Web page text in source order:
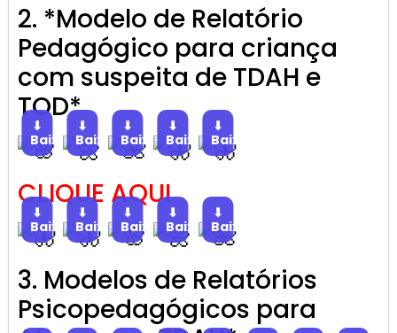
2. *Modelo de Relatório
Pedagógico para criança
com suspeita de TDAH e
TOD*
⬇
Baixar
⬇
Baixar
⬇
Baixar
⬇
Baixar
⬇
Baixar
CLIQUE AQUI
⬇
Baixar
⬇
Baixar
⬇
Baixar
⬇
Baixar
⬇
Baixar
3. Modelos de Relatórios
Psicopedagógicos para